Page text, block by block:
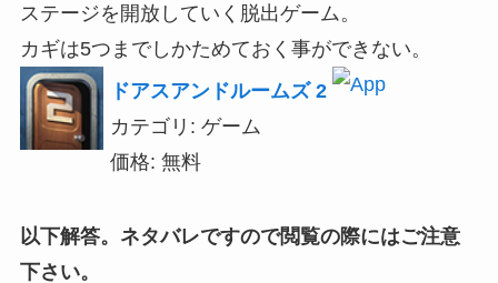
ステージを開放していく脱出ゲーム。
カギは5つまでしかためておく事ができない。
ドアスアンドルームズ 2
カテゴリ: ゲーム
価格: 無料
以下解答。ネタバレですので閲覧の際にはご注意
下さい。